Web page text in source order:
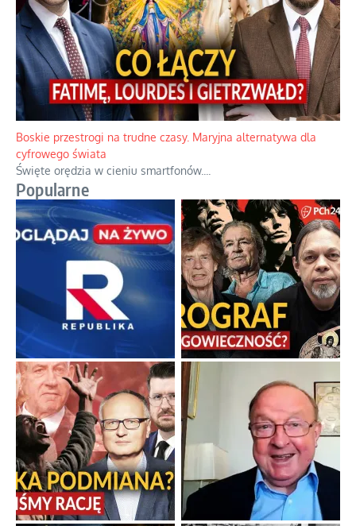
Boskie przestrogi na trudne czasy. Maryjna alternatywa dla
cyfrowego świata
Święte orędzia w cieniu smartfonów.
Popularne